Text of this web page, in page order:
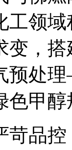
工领
变，
处
色甲
苛品